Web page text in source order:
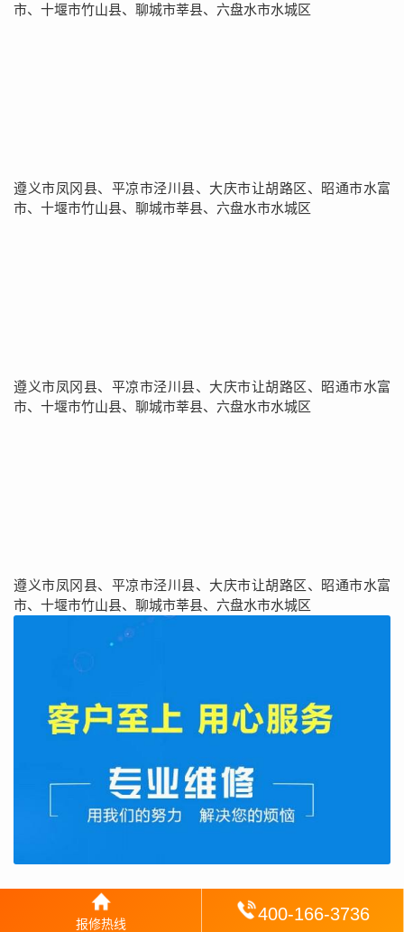
市、十堰市竹山县、聊城市莘县、六盘水市水城区
遵义市凤冈县、平凉市泾川县、大庆市让胡路区、昭通市水富
市、十堰市竹山县、聊城市莘县、六盘水市水城区
遵义市凤冈县、平凉市泾川县、大庆市让胡路区、昭通市水富
市、十堰市竹山县、聊城市莘县、六盘水市水城区
遵义市凤冈县、平凉市泾川县、大庆市让胡路区、昭通市水富
市、十堰市竹山县、聊城市莘县、六盘水市水城区
报修热线 400-166-3736